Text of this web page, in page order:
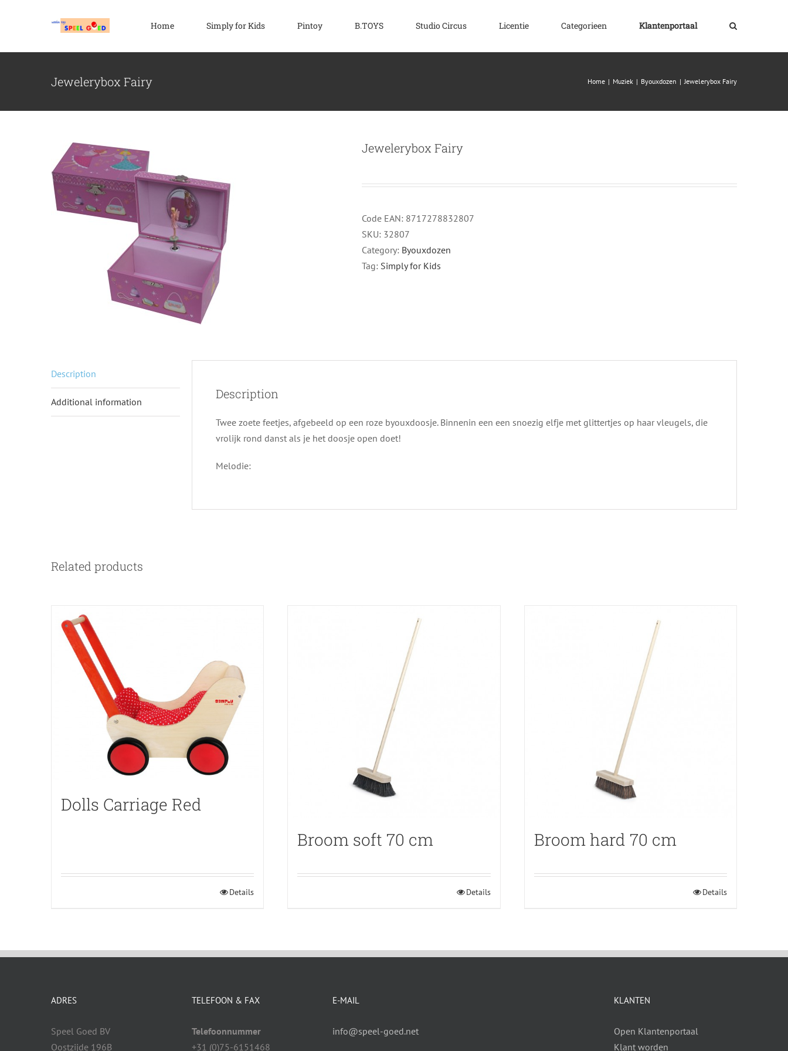
Home Simply for Kids Pintoy B.TOYS Studio Circus Licentie Categorieen Klantenportaal
Jewelerybox Fairy Home | Muziek | Byouxdozen | Jewelerybox Fairy
Jewelerybox Fairy
Code EAN: 8717278832807
SKU: 32807
Category: Byouxdozen
Tag: Simply for Kids
Description
Additional information
Description
Twee zoete feetjes, afgebeeld op een roze byouxdoosje. Binnenin een een snoezig elfje met glittertjes op haar vleugels, die
vrolijk rond danst als je het doosje open doet!
Melodie:
Related products
Dolls Carriage Red
Details
Broom soft 70 cm
Details
Broom hard 70 cm
Details
ADRES
Speel Goed BV
Oostzijde 196B
TELEFOON & FAX
Telefoonnummer
+31 (0)75-6151468
E-MAIL
info@speel-goed.net
KLANTEN
Open Klantenportaal
Klant worden